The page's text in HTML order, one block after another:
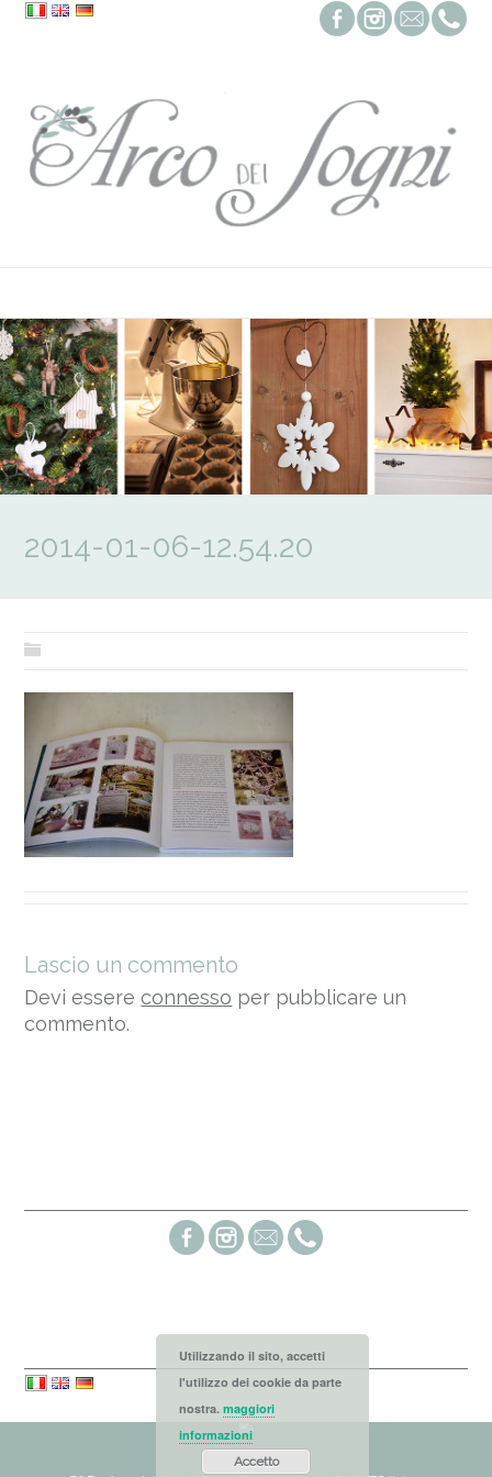
2014-01-06-12.54.20
Lascio un commento
Devi essere connesso per pubblicare un
commento.
Utilizzando il sito, accetti
l'utilizzo dei cookie da parte
nostra. maggiori
informazioni
Accetto